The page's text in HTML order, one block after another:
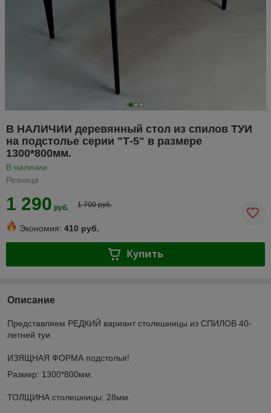
В НАЛИЧИИ деревянный стол из спилов ТУИ
на подстолье серии "Т-5" в размере
1300*800мм.
В наличии
Розница
1 290 руб. 1 700 руб.
Экономия: 410 руб.
Купить
Описание
Представляем РЕДКИЙ вариант столешницы из СПИЛОВ 40-
летней туи.
ИЗЯЩНАЯ ФОРМА подстолья!
Размер: 1300*800мм.
ТОЛЩИНА столешницы: 28мм.